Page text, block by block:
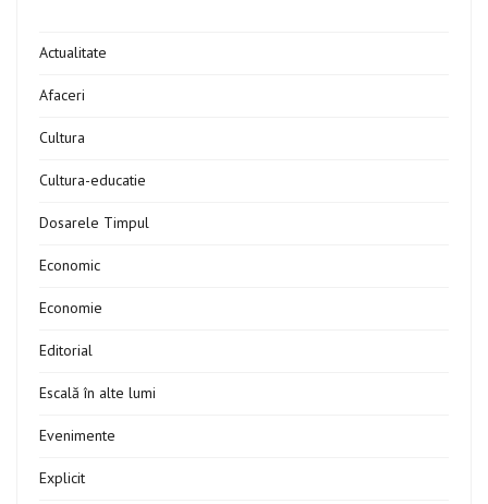
Actualitate
Afaceri
Cultura
Cultura-educatie
Dosarele Timpul
Economic
Economie
Editorial
Escală în alte lumi
Evenimente
Explicit